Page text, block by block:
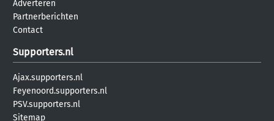
Adverteren
Partnerberichten
Contact
Supporters.nl
Ajax.supporters.nl
Feyenoord.supporters.nl
PSV.supporters.nl
Sitemap